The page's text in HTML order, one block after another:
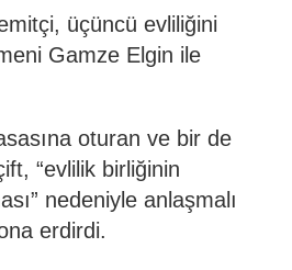
üçüncü evliliğini
Gamze Elgin ile
oturan ve bir de
“evlilik birliğinin
nedeniyle anlaşmalı
erdirdi.